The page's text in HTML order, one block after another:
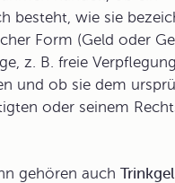
besteht, wie sie
Form (Geld oder
z. B. freie
und ob sie dem
oder seinem
gehören auch